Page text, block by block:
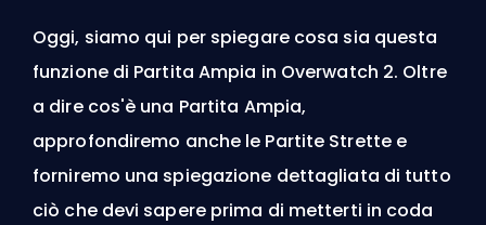
Oggi, siamo qui per spiegare cosa sia questa
funzione di Partita Ampia in Overwatch 2. Oltre
a dire cos'è una Partita Ampia,
approfondiremo anche le Partite Strette e
forniremo una spiegazione dettagliata di tutto
ciò che devi sapere prima di metterti in coda